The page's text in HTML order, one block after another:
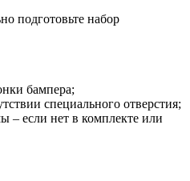
подготовьте набор
бампера;
специального отверстия;
– если нет в комплекте или